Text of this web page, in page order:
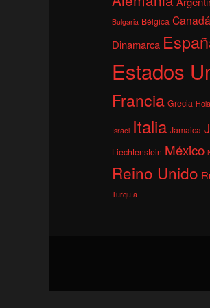
Bulgaria Bélgica Canadá
Dinamarca
Estados
Francia Grecia
Israel Italia Jamaica
Liechtenstein México
Reino Unido
Turquía